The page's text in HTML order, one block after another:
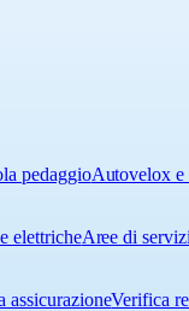
pedaggioAutovelox e
elettricheAree di
assicurazioneVerifica